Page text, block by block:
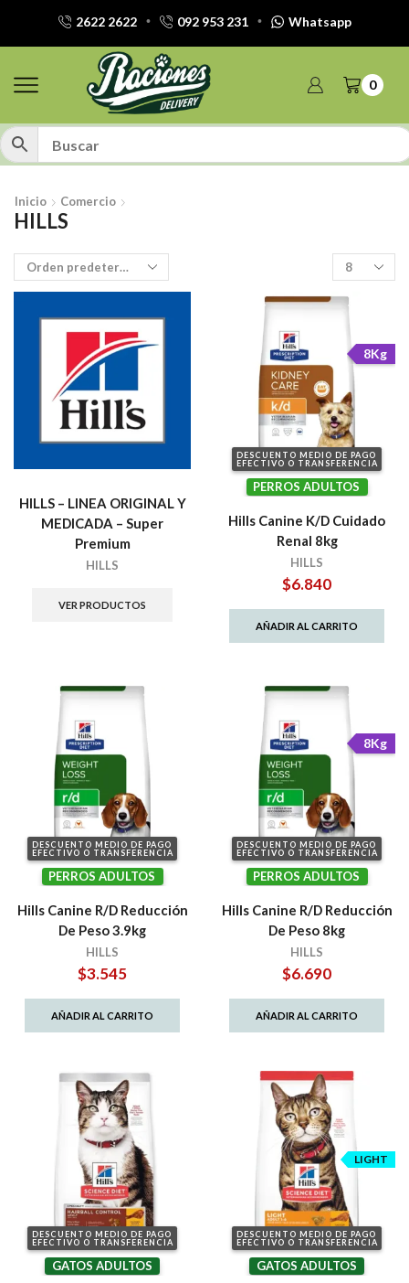
2622 2622 092 953 231 Whatsapp
0
Inicio Comercio
HILLS
Productos
por
pagina
HILLS – LINEA ORIGINAL Y
MEDICADA – Super
Premium
HILLS
VER PRODUCTOS
DESCUENTO MEDIO DE PAGO
EFECTIVO O TRANSFERENCIA
8Kg
PERROS ADULTOS
Hills Canine K/D Cuidado
Renal 8kg
HILLS
$6.840
AÑADIR AL CARRITO
DESCUENTO MEDIO DE PAGO
EFECTIVO O TRANSFERENCIA
PERROS ADULTOS
Hills Canine R/D Reducción
De Peso 3.9kg
HILLS
$3.545
AÑADIR AL CARRITO
DESCUENTO MEDIO DE PAGO
EFECTIVO O TRANSFERENCIA
8Kg
PERROS ADULTOS
Hills Canine R/D Reducción
De Peso 8kg
HILLS
$6.690
AÑADIR AL CARRITO
DESCUENTO MEDIO DE PAGO
EFECTIVO O TRANSFERENCIA
GATOS ADULTOS
LIGHT
DESCUENTO MEDIO DE PAGO
EFECTIVO O TRANSFERENCIA
GATOS ADULTOS